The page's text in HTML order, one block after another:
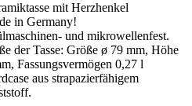
mit Herzhenkel
in Germany!
und mikrowellenfest.
der Tasse: Größe ø 79 mm, Höhe
Fassungsvermögen 0,27 l
aus strapazierfähigem